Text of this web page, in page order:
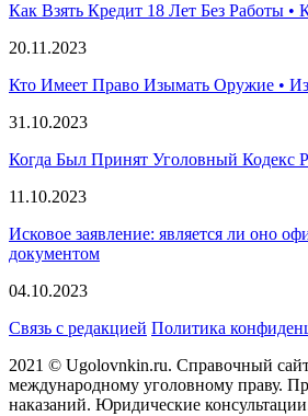
Как Взять Кредит 18 Лет Без Работы •
20.11.2023
Кто Имеет Право Изымать Оружие •
31.10.2023
Когда Был Принят Уголовный Кодекс
11.10.2023
Исковое заявление: является ли оно
документом
04.10.2023
Связь с редакцией Политика
2021 © Ugolovnkin.ru. Справочный
международному уголовному праву.
наказаний. Юридические